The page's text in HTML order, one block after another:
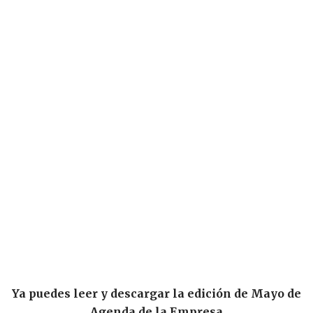
Ya puedes leer y descargar la edición de Mayo de